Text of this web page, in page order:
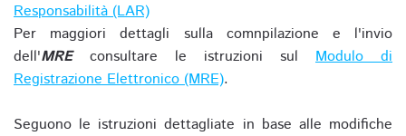
Responsabilità (LAR)
Per maggiori dettagli sulla comnpilazione e l'invio
dell'MREconsultare le istruzioni sul Modulo di
Registrazione Elettronico (MRE).
Seguono le istruzioni dettagliate in base alle modifiche